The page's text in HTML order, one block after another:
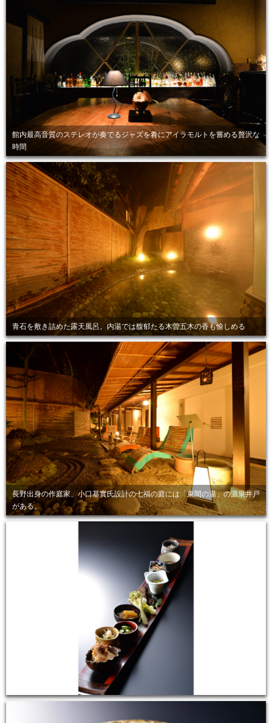
館内最高音質のステレオが奏でるジャズを肴にアイラモルトを嘗める贅沢な
時間
青石を敷き詰めた露天風呂。内湯では馥郁たる木曽五木の香も愉しめる
長野出身の作庭家、小口基實氏設計の七福の庭には「束間の湯」の源泉井戸
がある。